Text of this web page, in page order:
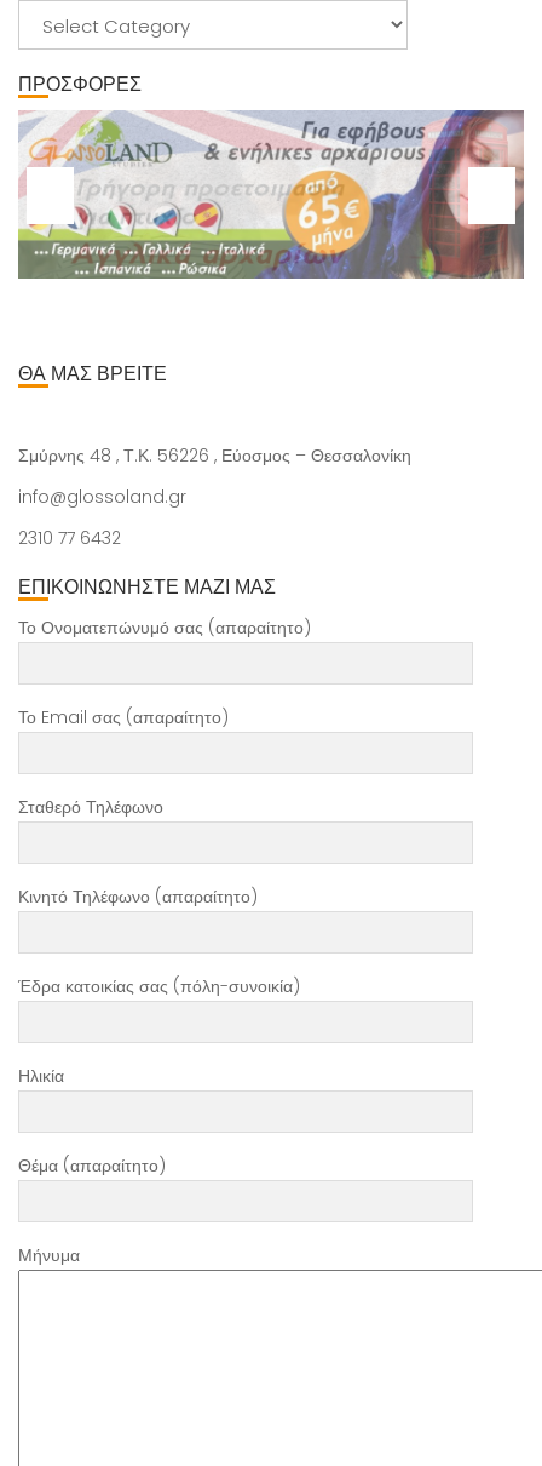
ΚΑΤΗΓΟΡΙΕΣ
ΠΡΟΣΦΟΡΕΣ
ΘΑ ΜΑΣ ΒΡΕΙΤΕ
Σμύρνης 48 , Τ.Κ. 56226 , Εύοσμος – Θεσσαλονίκη
info@glossoland.gr
2310 77 6432
ΕΠΙΚΟΙΝΩΝΗΣΤΕ ΜΑΖΙ ΜΑΣ
Το Ονοματεπώνυμό σας (απαραίτητο)
Το Email σας (απαραίτητο)
Σταθερό Τηλέφωνο
Κινητό Τηλέφωνο (απαραίτητο)
Έδρα κατοικίας σας (πόλη-συνοικία)
Ηλικία
Θέμα (απαραίτητο)
Μήνυμα